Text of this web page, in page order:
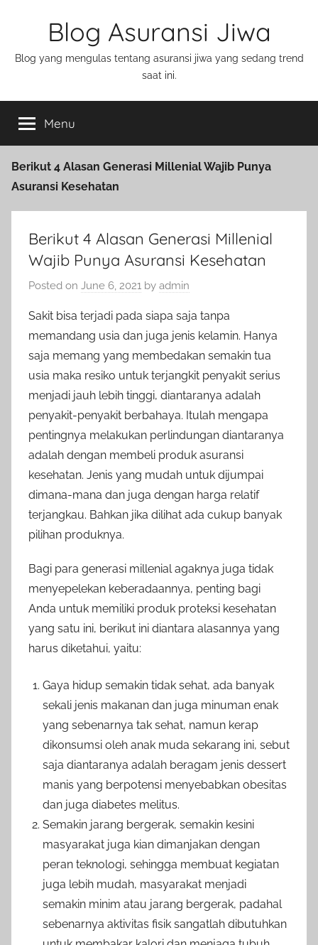
Blog Asuransi Jiwa
Blog yang mengulas tentang asuransi jiwa yang sedang trend
saat ini.
Menu
Berikut 4 Alasan Generasi Millenial Wajib Punya
Asuransi Kesehatan
Berikut 4 Alasan Generasi Millenial
Wajib Punya Asuransi Kesehatan
Posted on June 6, 2021 by admin
Sakit bisa terjadi pada siapa saja tanpa
memandang usia dan juga jenis kelamin. Hanya
saja memang yang membedakan semakin tua
usia maka resiko untuk terjangkit penyakit serius
menjadi jauh lebih tinggi, diantaranya adalah
penyakit-penyakit berbahaya. Itulah mengapa
pentingnya melakukan perlindungan diantaranya
adalah dengan membeli produk asuransi
kesehatan. Jenis yang mudah untuk dijumpai
dimana-mana dan juga dengan harga relatif
terjangkau. Bahkan jika dilihat ada cukup banyak
pilihan produknya.
Bagi para generasi millenial agaknya juga tidak
menyepelekan keberadaannya, penting bagi
Anda untuk memiliki produk proteksi kesehatan
yang satu ini, berikut ini diantara alasannya yang
harus diketahui, yaitu:
Gaya hidup semakin tidak sehat, ada banyak
sekali jenis makanan dan juga minuman enak
yang sebenarnya tak sehat, namun kerap
dikonsumsi oleh anak muda sekarang ini, sebut
saja diantaranya adalah beragam jenis dessert
manis yang berpotensi menyebabkan obesitas
dan juga diabetes melitus.
Semakin jarang bergerak, semakin kesini
masyarakat juga kian dimanjakan dengan
peran teknologi, sehingga membuat kegiatan
juga lebih mudah, masyarakat menjadi
semakin minim atau jarang bergerak, padahal
sebenarnya aktivitas fisik sangatlah dibutuhkan